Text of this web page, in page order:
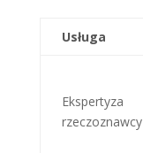
Usługa
Ekspertyza
rzeczoznawcy